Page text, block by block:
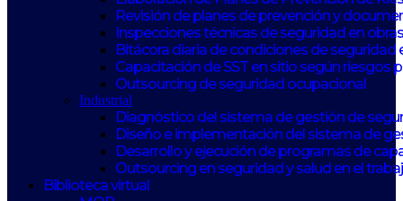
Revisión de planes de prevención y
Inspecciones técnicas de seguridad en
Bitácora diaria de condiciones de seguridad
Capacitación de SST en sitio según riesgos
Outsourcing de seguridad ocupacional
Industrial
Diagnóstico del sistema de gestión de
Diseño e implementación del sistema de
Desarrollo y ejecución de programas de
Outsourcing en seguridad y salud en el
Biblioteca virtual